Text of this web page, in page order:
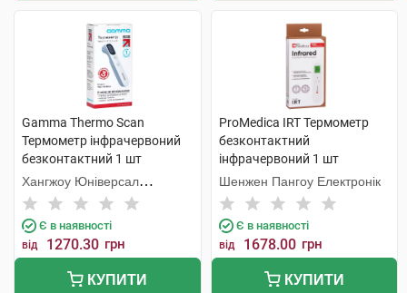
Gamma Thermo Scan
Термометр інфрачервоний
безконтактний 1 шт
Хангжоу Юніверсал
Електронік
Є в наявності
від 1270.30 грн
КУПИТИ
ProMedica IRT Термометр
безконтактний
інфрачервоний 1 шт
Шенжен Пангоу Електронік
Є в наявності
від 1678.00 грн
КУПИТИ